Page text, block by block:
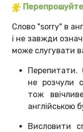
Перепрошуйте
Слово "sorry" в
і не завжди
може слугувати
Перепитати.
не розчули
тож
англійською
Висловити